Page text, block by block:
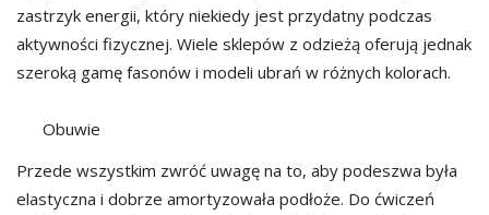
zastrzyk energii, który niekiedy jest przydatny podczas
aktywności fizycznej. Wiele sklepów z odzieżą oferują jednak
szeroką gamę fasonów i modeli ubrań w różnych kolorach.
Obuwie
Przede wszystkim zwróć uwagę na to, aby podeszwa była
elastyczna i dobrze amortyzowała podłoże. Do ćwiczeń